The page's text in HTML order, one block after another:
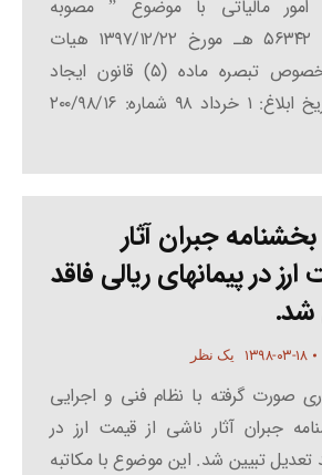
امور مالیاتی با موضوع ” مصوبه
شماره ۱۷۳۰۸۵/ت ۵۶۳۴۲ هـ مورخ ۱۳۹۷/۱۲/۲۲ هیات
محترم وزیران درخصوص تبصره ماده (۵) قانون ایجاد
شهرهای جدید تاریخ ابلاغ: ۱ خرداد ۹۸ شماره: ۲۰۰/۹۸/۱۶
جبران آثار
در پیمانهای ریالی فاقد
شد.
۱۳۹۸-۰۳-۱۸ یک نظر
صورت گرفته با نظام فنی و اجرایی
جبران آثار ناشی از قیمت ارز در
تعدیل تبیین شد. این موضوع با مکاتبه